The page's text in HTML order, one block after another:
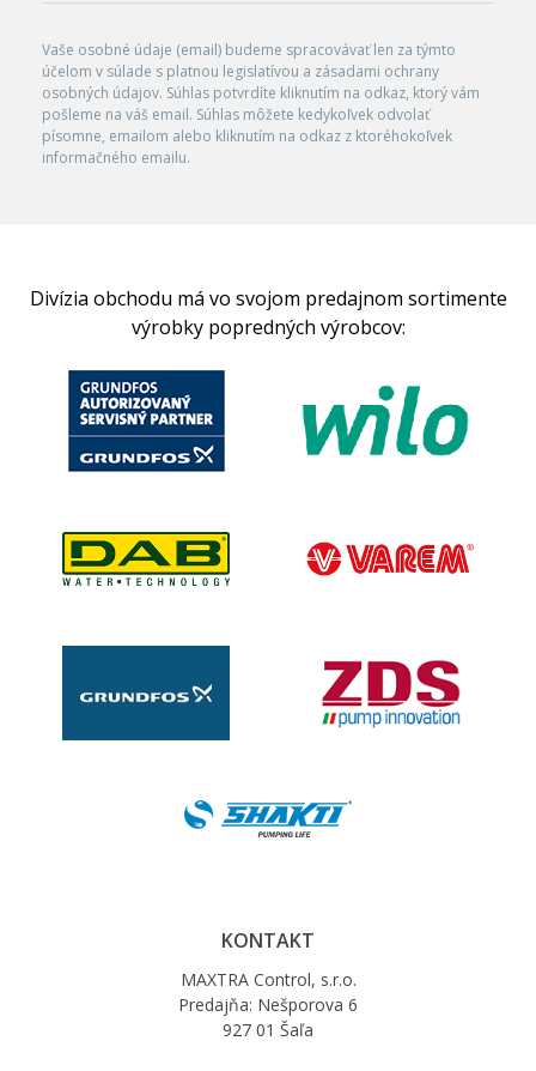
Vaše osobné údaje (email) budeme spracovávať len za týmto
účelom v súlade s platnou legislatívou a zásadami ochrany
osobných údajov. Súhlas potvrdíte kliknutím na odkaz, ktorý vám
pošleme na váš email. Súhlas môžete kedykoľvek odvolať
písomne, emailom alebo kliknutím na odkaz z ktoréhokoľvek
informačného emailu.
Divízia obchodu má vo svojom predajnom sortimente
výrobky popredných výrobcov:
KONTAKT
MAXTRA Control, s.r.o.
Predajňa: Nešporova 6
927 01 Šaľa